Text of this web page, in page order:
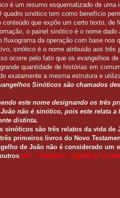
é um resumo esquematizado de
quadro sinótico tem como benefício
conteúdo que expõe um certo texto, de
o painel sinótico é o nome
fluxograma da operação com base nos
sinótico é o nome atribuído aos três
ocorre pelo fato que os evangelhos
quantidade de histórias em
exatamente a mesma estrutura e
Sinóticos são chamados
este nome designando os três
não é sinótico, pois este relata
distinta.
sinóticos são três relatos da vida de
primeiros livros do Novo
de João não é considerado um
três. “Sinótico” significa “a